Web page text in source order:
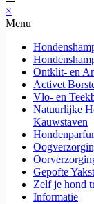
×
Menu
Ontklit- en
Activet
Vlo- en
Natuurlijke
Kauwstaven
Gepofte
Zelf je hond
Informatie